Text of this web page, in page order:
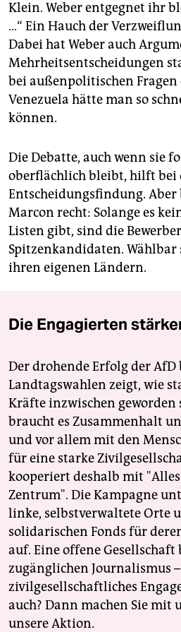
Klein. Weber entgegnet ihr
…“ Ein Hauch der
Dabei hat Weber auch
Mehrheitsentscheidungen
bei außenpolitischen Fragen
Venezuela hätte man so
können.
Die Debatte, auch wenn sie
oberflächlich bleibt, hilft bei
Entscheidungsfindung. Aber
Marcon recht: Solange es
Listen gibt, sind die
Spitzenkandidaten.
ihren eigenen Ländern.
Die Engagierten
Der drohende Erfolg der
Landtagswahlen zeigt, wie
Kräfte inzwischen geworden
braucht es Zusammenhalt
und vor allem mit den
für eine starke
kooperiert deshalb mit
Zentrum". Die Kampagne
linke, selbstverwaltete Orte
solidarischen Fonds für
auf. Eine offene
zugänglichen Journalismus
zivilgesellschaftliches
auch? Dann machen Sie mit
unsere Aktion.